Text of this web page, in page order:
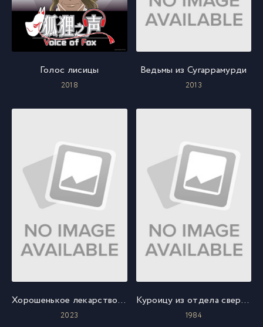
Голос лисицы
2018
Ведьмы из Сугаррамурди
2013
Хорошенькое лекарство: Простирающиеся небеса!
2023
Куроицу из отдела сверхчеловеческого развития
1984